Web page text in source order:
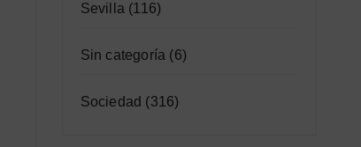
Sevilla (116)
Sin categoría (6)
Sociedad (316)